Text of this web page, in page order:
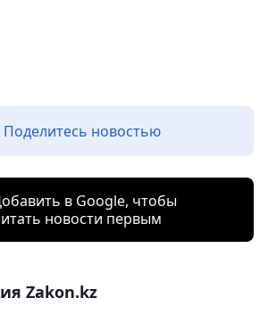
Поделитесь новостью
в Google, чтобы
новости первым
Zakon.kz